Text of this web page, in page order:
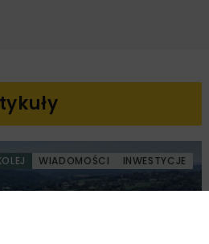
WIADOMOŚCI INWESTYCJE